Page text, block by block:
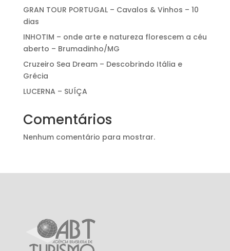
GRAN TOUR PORTUGAL – Cavalos & Vinhos – 10
dias
INHOTIM – onde arte e natureza florescem a céu
aberto – Brumadinho/MG
Cruzeiro Sea Dream – Descobrindo Itália e
Grécia
LUCERNA – SUÍÇA
Comentários
Nenhum comentário para mostrar.